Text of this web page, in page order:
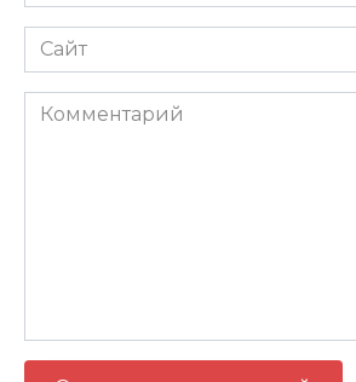
Сайт
Комментарий